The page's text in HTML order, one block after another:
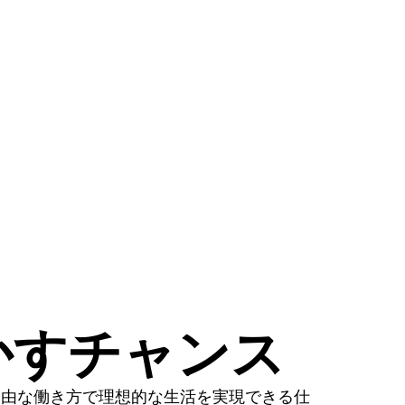
チャンス
な働き方で理想的な生活を実現できる仕